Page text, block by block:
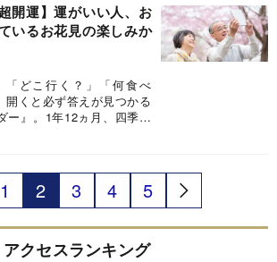
紹介しています。今回は、
々の小さな開運法について
開運】運がいい人、お
いるお花見の楽しみか
「どこ行く？」「何食べ
開くと必ず答えが見つかる
ー』。1年12ヵ月、四季に
の、食べ物、花、レジャ
紹介しています。今回は、
々の小さな開運法について
1 2 3 4 5
アクセスランキング